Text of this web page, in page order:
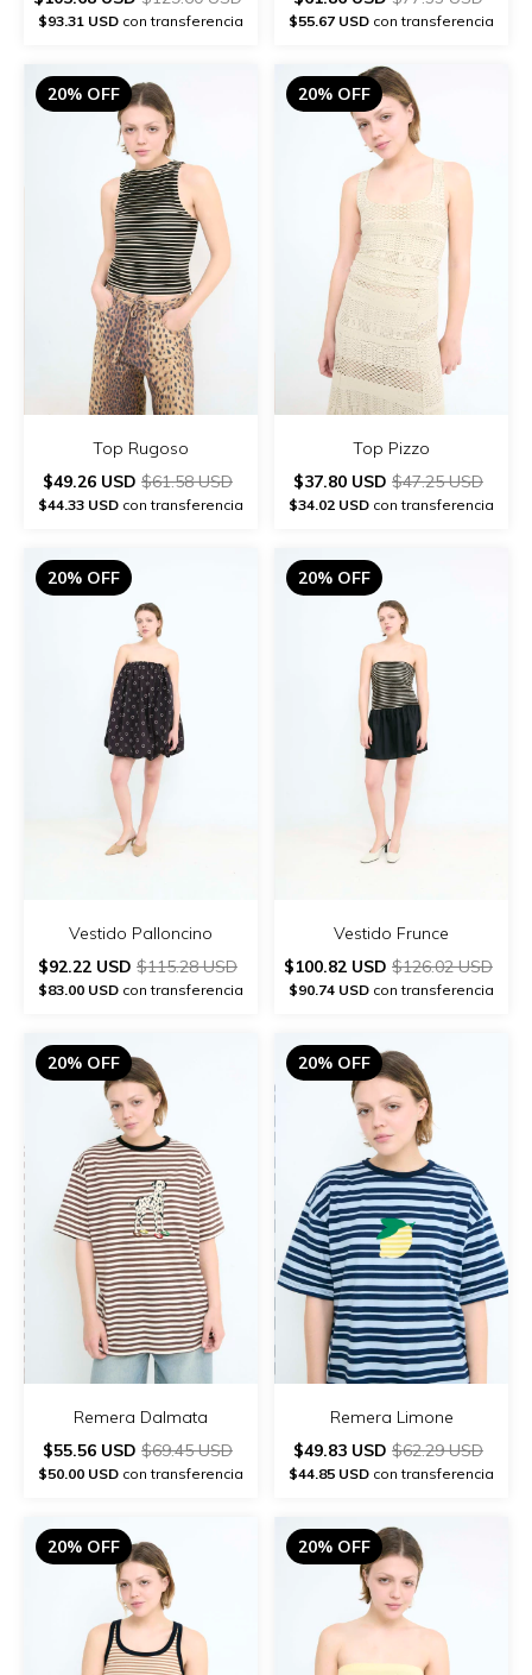
$93.31 USD con transferencia $55.67 USD con transferencia
20% OFF
Top Rugoso
$49.26 USD $61.58 USD
$44.33 USD con transferencia
20% OFF
Top Pizzo
$37.80 USD $47.25 USD
$34.02 USD con transferencia
20% OFF
Vestido Palloncino
$92.22 USD $115.28 USD
$83.00 USD con transferencia
20% OFF
Vestido Frunce
$100.82 USD $126.02 USD
$90.74 USD con transferencia
20% OFF
Remera Dalmata
$55.56 USD $69.45 USD
$50.00 USD con transferencia
20% OFF
Remera Limone
$49.83 USD $62.29 USD
$44.85 USD con transferencia
20% OFF 20% OFF